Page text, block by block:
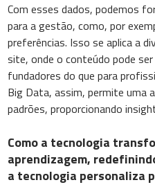
Com esses dados, podemos
para a gestão, como, por
preferências. Isso se aplica a
site, onde o conteúdo pode
fundadores do que para
Big Data, assim, permite uma
padrões, proporcionando
Como a tecnologia
aprendizagem,
a tecnologia personaliza